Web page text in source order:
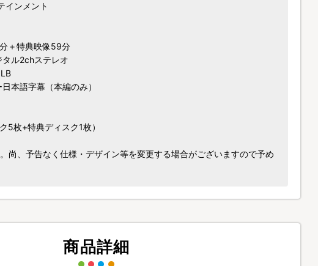
インメント
＋特典映像59分
ル2chステレオ
本語字幕（本編のみ）
5枚+特典ディスク1枚）
尚、予告なく仕様・デザイン等を変更する場合がございますので予め
商品詳細